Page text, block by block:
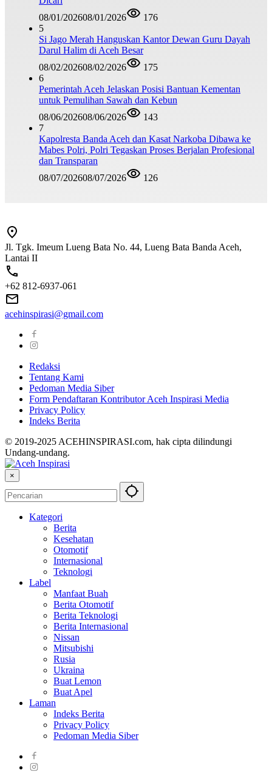
08/01/202608/01/2026
176
5
Si Jago Merah Hanguskan Kantor Dewan Guru Dayah
Darul Halim di Aceh Besar
08/02/202608/02/2026
175
6
Pemerintah Aceh Jelaskan Posisi Bantuan Kementan
untuk Pemulihan Sawah dan Kebun
08/06/202608/06/2026
143
7
Kapolresta Banda Aceh dan Kasat Narkoba Dibawa ke
Mabes Polri, Polri Tegaskan Proses Berjalan Profesional
dan Transparan
08/07/202608/07/2026 126
Jl. Tgk. Imeum Lueng Bata No. 44, Lueng Bata Banda Aceh,
Lantai II
+62 812-6937-061
acehinspirasi@gmail.com
Redaksi
Tentang Kami
Pedoman Media Siber
Form Pendaftaran Kontributor Aceh Inspirasi Media
Privacy Policy
Indeks Berita
© 2019-2025 ACEHINSPIRASI.com, hak cipta dilindungi
Undang-undang.
×
Kategori
Berita
Kesehatan
Otomotif
Internasional
Teknologi
Label
Manfaat Buah
Berita Otomotif
Berita Teknologi
Berita Internasional
Nissan
Mitsubishi
Rusia
Ukraina
Buat Lemon
Buat Apel
Laman
Indeks Berita
Privacy Policy
Pedoman Media Siber